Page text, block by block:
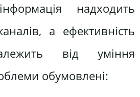
надходить
а ефективність
від уміння
обумовлені: